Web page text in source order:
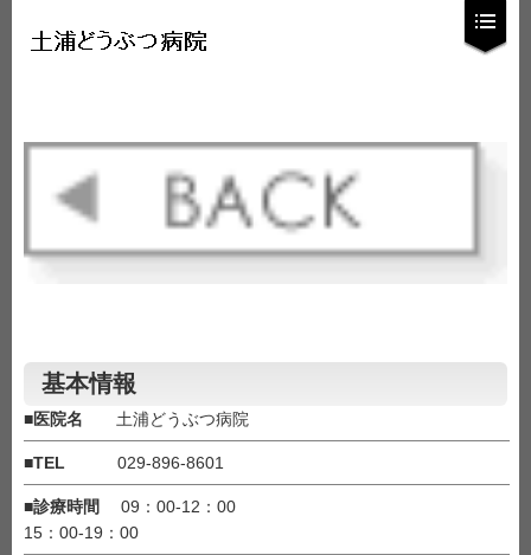
基本情報
■医院名 土浦どうぶつ病院
■TEL 029-896-8601
■診療時間
09：00-12：00
15：00-19：00